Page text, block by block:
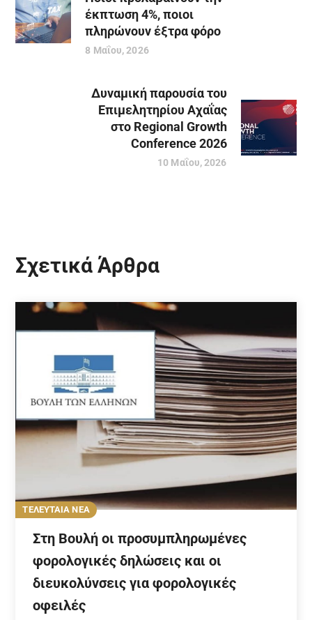
έκπτωση 4%, ποιοι
πληρώνουν έξτρα φόρο
8 Μαΐου, 2026
Δυναμική παρουσία του
Επιμελητηρίου Αχαΐας
στο Regional Growth
Conference 2026
10 Μαΐου, 2026
Σχετικά Άρθρα
ΤΕΛΕΥΤΑΙΑ ΝΕΑ
Στη Βουλή οι προσυμπληρωμένες
φορολογικές δηλώσεις και οι
διευκολύνσεις για φορολογικές
οφειλές